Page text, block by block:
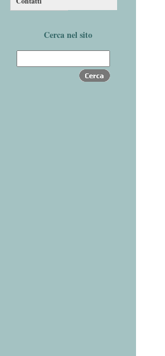
Cerca nel sito